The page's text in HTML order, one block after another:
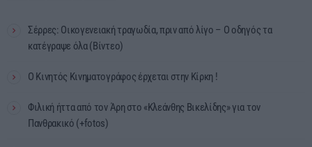
Σέρρες: Οικογενειακή τραγωδία, πριν από λίγο – Ο οδηγός τα
κατέγραψε όλα (Βίντεο)
Ο Κινητός Κινηματογράφος έρχεται στην Κίρκη !
Φιλική ήττα από τον Άρη στο «Κλεάνθης Βικελίδης» για τον
Πανθρακικό (+fotos)